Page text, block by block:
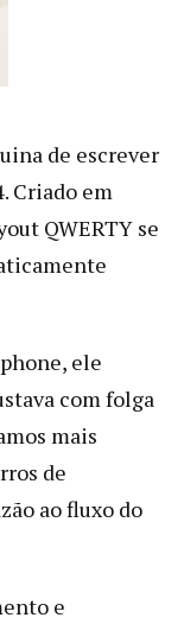
de escrever
Criado em
QWERTY se
ele
com folga
mais
de
ao fluxo do
e